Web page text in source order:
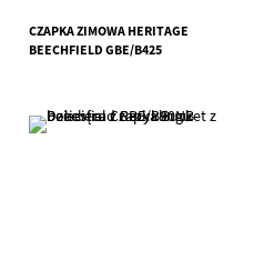
CZAPKA ZIMOWA HERITAGE
BEECHFIELD GBE/B425